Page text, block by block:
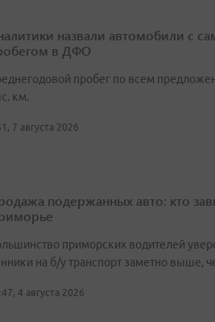
назвали автомобили с
в ДФО
пробег по всем
км.
7 августа 2026
подержанных авто: кто
приморских водителей
на б/у транспорт заметно выше,
4 августа 2026